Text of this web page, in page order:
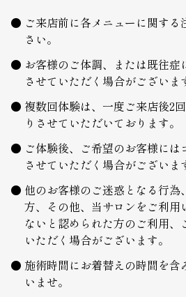
ご来店前に各メニューに関す
さい。
お客様のご体調、または既往症
させていただく場合がございま
複数回体験は、一度ご来店後2
りさせていただいております。
ご体験後、ご希望のお客様には
させていただく場合がございま
他のお客様のご迷惑となる行為
方、その他、当サロンをご利用
ないと認められた方のご利用、
いただく場合がございます。
施術時間にお着替えの時間を含
いませ。